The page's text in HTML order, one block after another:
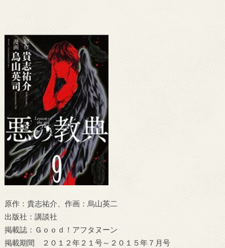
原作：貴志祐介、作画：烏山英二
出版社：講談社
掲載誌：Ｇｏｏｄ！アフタヌーン
掲載期間 ２０１２年２１号～２０１５年７月号